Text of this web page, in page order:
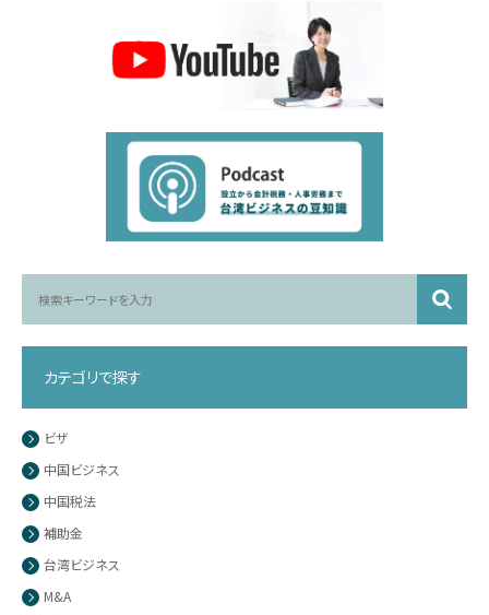
カテゴリで探す
ビザ
中国ビジネス
中国税法
補助金
台湾ビジネス
M&A